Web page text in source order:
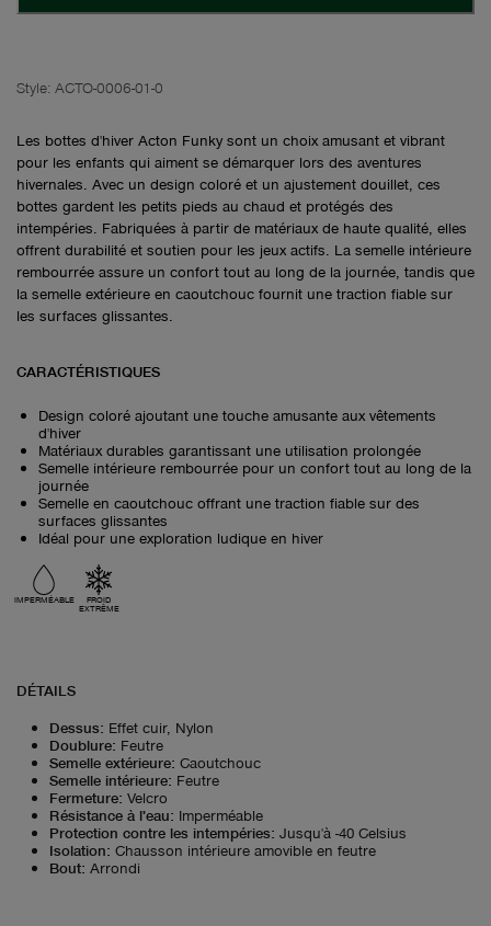
Style: ACTO-0006-01-0
Les bottes d'hiver Acton Funky sont un choix amusant et vibrant
pour les enfants qui aiment se démarquer lors des aventures
hivernales. Avec un design coloré et un ajustement douillet, ces
bottes gardent les petits pieds au chaud et protégés des
intempéries. Fabriquées à partir de matériaux de haute qualité, elles
offrent durabilité et soutien pour les jeux actifs. La semelle intérieure
rembourrée assure un confort tout au long de la journée, tandis que
la semelle extérieure en caoutchouc fournit une traction fiable sur
les surfaces glissantes.
CARACTÉRISTIQUES
Design coloré ajoutant une touche amusante aux vêtements
d'hiver
Matériaux durables garantissant une utilisation prolongée
Semelle intérieure rembourrée pour un confort tout au long de la
journée
Semelle en caoutchouc offrant une traction fiable sur des
surfaces glissantes
Idéal pour une exploration ludique en hiver
IMPERMÉABLE
FROID
EXTRÊME
DÉTAILS
Dessus: Effet cuir, Nylon
Doublure: Feutre
Semelle extérieure: Caoutchouc
Semelle intérieure: Feutre
Fermeture: Velcro
Résistance à l'eau: Imperméable
Protection contre les intempéries: Jusqu'à -40 Celsius
Isolation: Chausson intérieure amovible en feutre
Bout: Arrondi